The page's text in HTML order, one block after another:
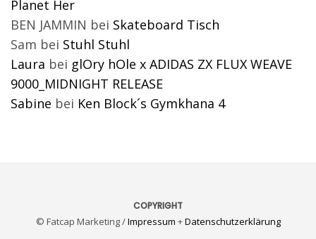
Planet Her
BEN JAMMIN bei Skateboard Tisch
Sam bei Stuhl Stuhl
Laura bei glOry hOle x ADIDAS ZX FLUX WEAVE
9000_MIDNIGHT RELEASE
Sabine bei Ken Block´s Gymkhana 4
COPYRIGHT
© Fatcap Marketing /Impressum +Datenschutzerklärung